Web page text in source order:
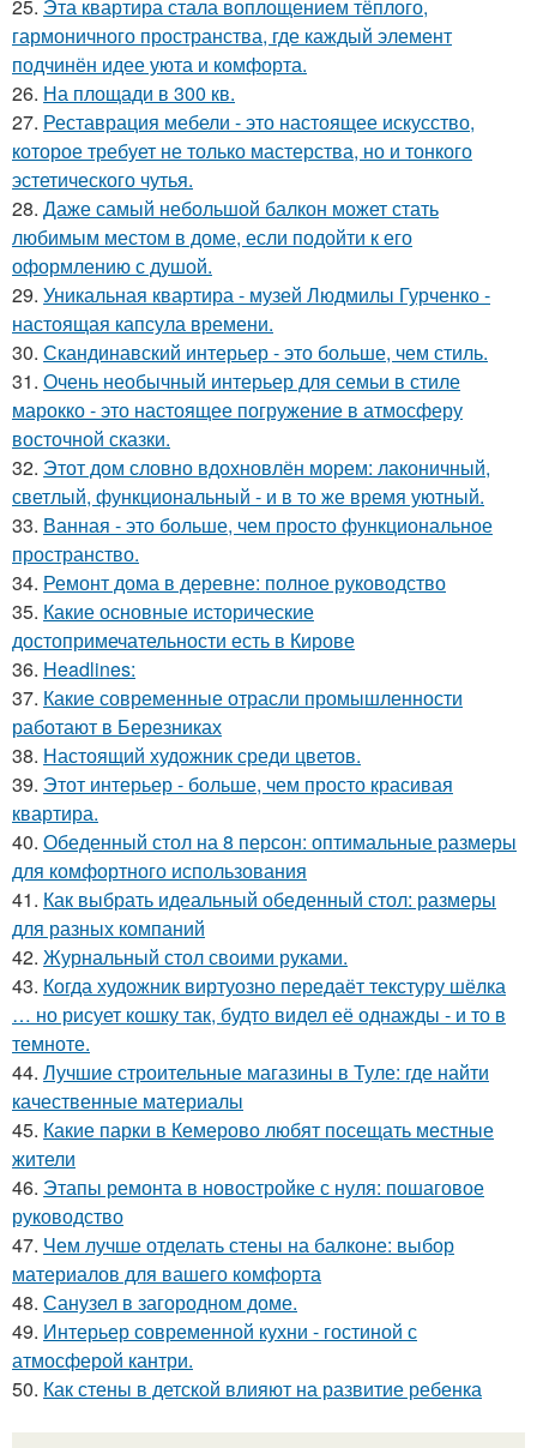
25. Эта квартира стала воплощением тёплого,
гармоничного пространства, где каждый элемент
подчинён идее уюта и комфорта.
26. На площади в 300 кв.
27. Реставрация мебели - это настоящее искусство,
которое требует не только мастерства, но и тонкого
эстетического чутья.
28. Даже самый небольшой балкон может стать
любимым местом в доме, если подойти к его
оформлению с душой.
29. Уникальная квартира - музей Людмилы Гурченко -
настоящая капсула времени.
30. Скандинавский интерьер - это больше, чем стиль.
31. Очень необычный интерьер для семьи в стиле
марокко - это настоящее погружение в атмосферу
восточной сказки.
32. Этот дом словно вдохновлён морем: лаконичный,
светлый, функциональный - и в то же время уютный.
33. Ванная - это больше, чем просто функциональное
пространство.
34. Ремонт дома в деревне: полное руководство
35. Какие основные исторические
достопримечательности есть в Кирове
36. Headlines:
37. Какие современные отрасли промышленности
работают в Березниках
38. Настоящий художник среди цветов.
39. Этот интерьер - больше, чем просто красивая
квартира.
40. Обеденный стол на 8 персон: оптимальные размеры
для комфортного использования
41. Как выбрать идеальный обеденный стол: размеры
для разных компаний
42. Журнальный стол своими руками.
43. Когда художник виртуозно передаёт текстуру шёлка
… но рисует кошку так, будто видел её однажды - и то в
темноте.
44. Лучшие строительные магазины в Туле: где найти
качественные материалы
45. Какие парки в Кемерово любят посещать местные
жители
46. Этапы ремонта в новостройке с нуля: пошаговое
руководство
47. Чем лучше отделать стены на балконе: выбор
материалов для вашего комфорта
48. Санузел в загородном доме.
49. Интерьер современной кухни - гостиной с
атмосферой кантри.
50. Как стены в детской влияют на развитие ребенка